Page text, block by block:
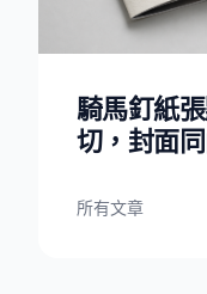
騎馬釘紙
切，封面
所有文章